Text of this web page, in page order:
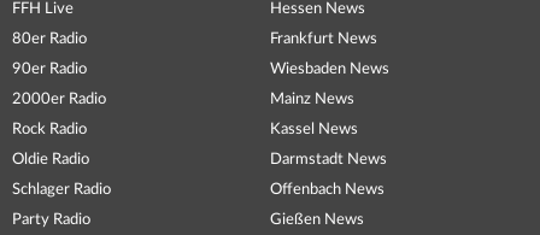
FFH Live
80er Radio
90er Radio
2000er Radio
Rock Radio
Oldie Radio
Schlager Radio
Party Radio
Hessen News
Frankfurt News
Wiesbaden News
Mainz News
Kassel News
Darmstadt News
Offenbach News
Gießen News